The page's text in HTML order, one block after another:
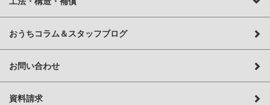
おうちコラム＆スタッフブログ
お問い合わせ
資料請求